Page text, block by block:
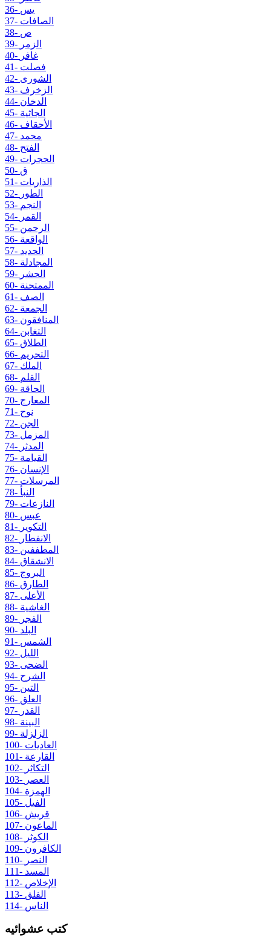
36- يس
37- الصافات
38- ص
39- الزمر
40- غافر
41- فصلت
42- الشورى
43- الزخرف
44- الدخان
45- الجاثية
46- الأحقاف
47- محمد
48- الفتح
49- الحجرات
50- ق
51- الذاريات
52- الطور
53- النجم
54- القمر
55- الرحمن
56- الواقعة
57- الحديد
58- المجادلة
59- الحشر
60- الممتحنة
61- الصف
62- الجمعة
63- المنافقون
64- التغابن
65- الطلاق
66- التحريم
67- الملك
68- القلم
69- الحاقة
70- المعارج
71- نوح
72- الجن
73- المزمل
74- المدثر
75- القيامة
76- الإنسان
77- المرسلات
78- النبأ
79- النازعات
80- عبس
81- التكوير
82- الانفطار
83- المطففين
84- الانشقاق
85- البروج
86- الطارق
87- الأعلى
88- الغاشية
89- الفجر
90- البلد
91- الشمس
92- الليل
93- الضحى
94- الشرح
95- التين
96- العلق
97- القدر
98- البينة
99- الزلزلة
100- العاديات
101- القارعة
102- التكاثر
103- العصر
104- الهمزة
105- الفيل
106- قريش
107- الماعون
108- الكوثر
109- الكافرون
110- النصر
111- المسد
112- الإخلاص
113- الفلق
114- الناس
كتب عشوائيه